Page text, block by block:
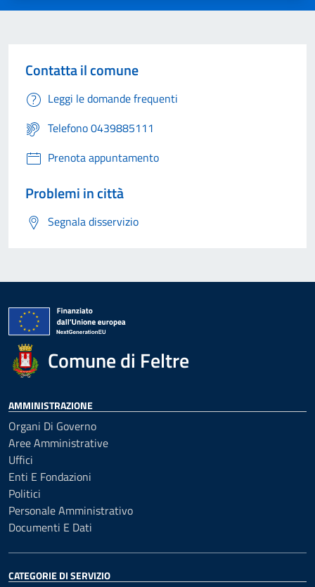
Contatta il comune
Leggi le domande frequenti
Telefono 0439885111
Prenota appuntamento
Problemi in città
Segnala disservizio
Comune di Feltre
AMMINISTRAZIONE
Organi Di Governo
Aree Amministrative
Uffici
Enti E Fondazioni
Politici
Personale Amministrativo
Documenti E Dati
CATEGORIE DI SERVIZIO